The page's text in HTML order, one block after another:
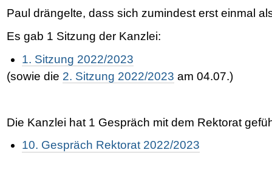
Paul drängelte, dass sich zumindest erst einmal
Es gab 1 Sitzung der Kanzlei:
1. Sitzung 2022/2023
(sowie die 2. Sitzung 2022/2023 am 04.07.)
Die Kanzlei hat 1 Gespräch mit dem Rektorat
10. Gespräch Rektorat 2022/2023